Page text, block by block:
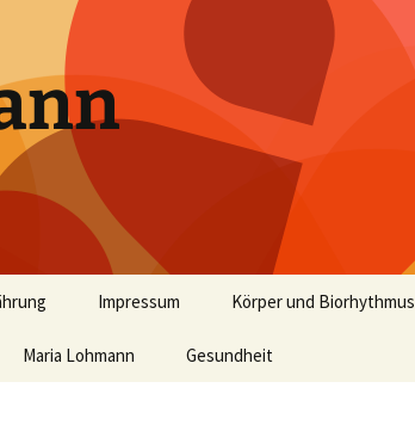
Ernährung
Impressum Körper und Biorhythmus
Maria Lohmann Gesundheit